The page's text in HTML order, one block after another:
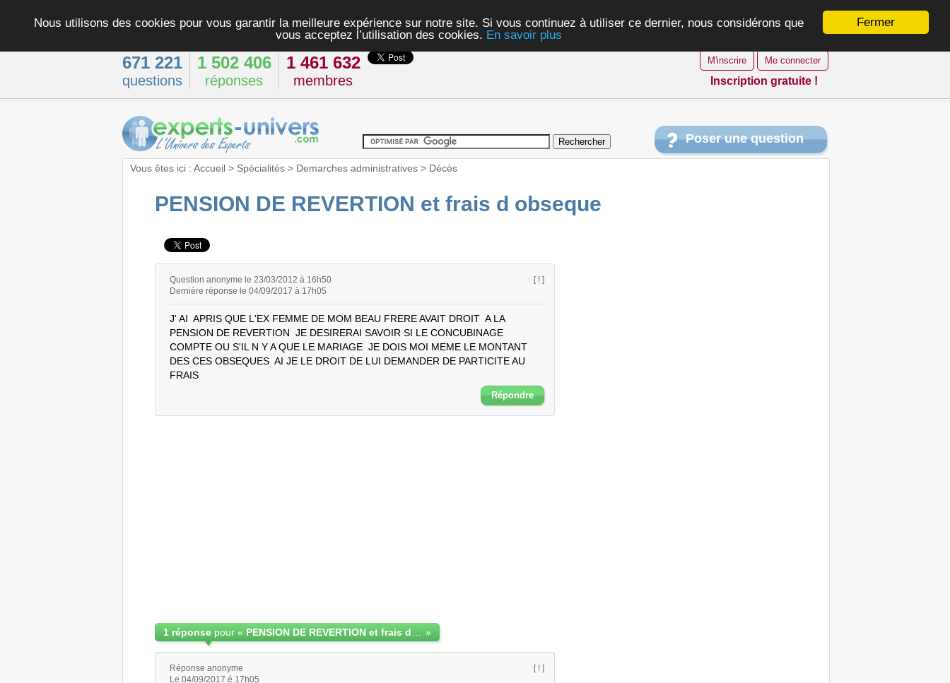
Fermer
Nous utilisons des cookies pour vous garantir la meilleure expérience sur notre site. Si vous continuez à utiliser ce dernier, nous considérons que
vous acceptez l’utilisation des cookies. En savoir plus
671 221
questions
1 502 406
réponses
1 461 632
membres
M'inscrire Me connecter
Inscription gratuite !
Poser une question
Vous êtes ici : Accueil> Spécialités> Demarches administratives> Décès
PENSION DE REVERTION et frais d obseque
Question anonyme le 23/03/2012 à 16h50
Dernière réponse le 04/09/2017 à 17h05
[ ! ]
J' AI  APRIS QUE L'EX FEMME DE MOM BEAU FRERE AVAIT DROIT  A LA
PENSION DE REVERTION  JE DESIRERAI SAVOIR SI LE CONCUBINAGE
COMPTE OU S'IL N Y A QUE LE MARIAGE  JE DOIS MOI MEME LE MONTANT
DES CES OBSEQUES  AI JE LE DROIT DE LUI DEMANDER DE PARTICITE AU
FRAIS
Répondre
1 réponse pour « »
Réponse anonyme
Le 04/09/2017 é 17h05
[ ! ]